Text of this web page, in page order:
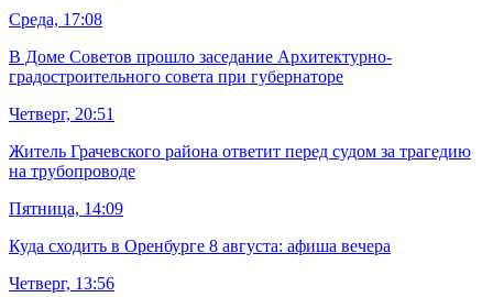
Среда, 17:08
В Доме Советов прошло заседание Архитектурно-
градостроительного совета при губернаторе
Четверг, 20:51
Житель Грачевского района ответит перед судом за трагедию
на трубопроводе
Пятница, 14:09
Куда сходить в Оренбурге 8 августа: афиша вечера
Четверг, 13:56